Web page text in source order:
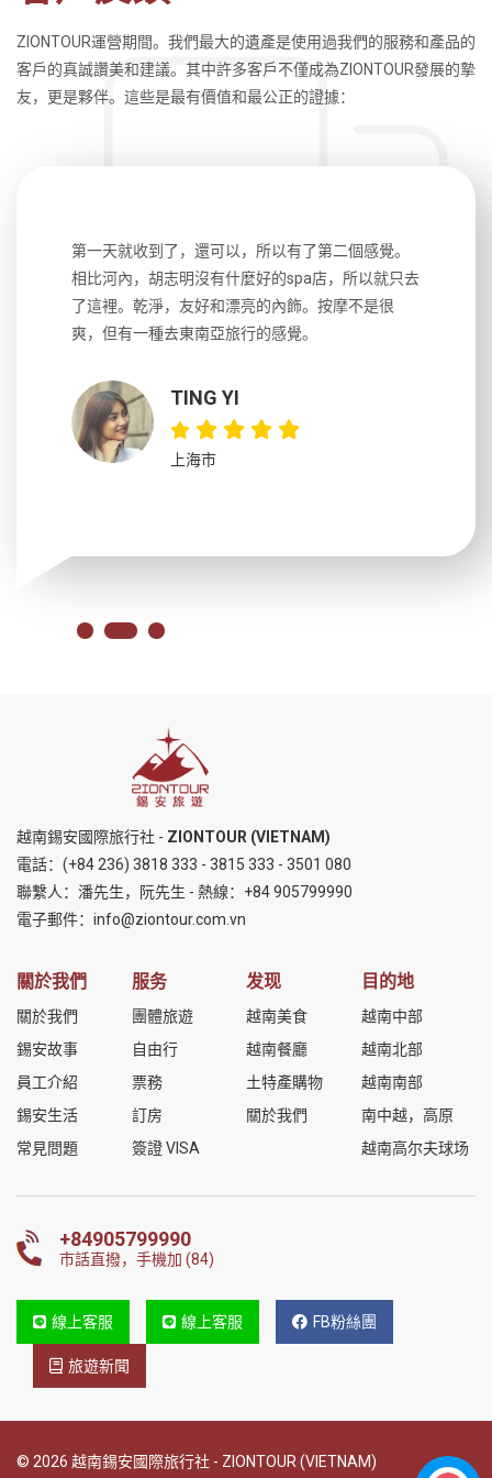
ZIONTOUR運營期間。我們最大的遺產是使用過我們的服務和產品的
客戶的真誠讚美和建議。其中許多客戶不僅成為ZIONTOUR發展的摯
友，更是夥伴。這些是最有價值和最公正的證據：
第一天就收到了，還可以，所以有了第二個感覺。
相比河內，胡志明沒有什麼好的spa店，所以就只去
了這裡。乾淨，友好和漂亮的內飾。按摩不是很
爽，但有一種去東南亞旅行的感覺。
TING YI
上海市
越南錫安國際旅行社 - ZIONTOUR (VIETNAM)
電話： (+84 236) 3818 333 - 3815 333 - 3501 080
聯繫人：潘先生，阮先生 - 熱線： +84 905799990
電子郵件： info@ziontour.com.vn
關於我們
關於我們
錫安故事
員工介紹
錫安生活
常見問題
服务
團體旅遊
自由行
票務
訂房
簽證 VISA
发现
越南美食
越南餐廳
土特產購物
關於我們
目的地
越南中部
越南北部
越南南部
南中越，高原
越南高尔夫球场
+84905799990
市話直撥，手機加 (84)
線上客服 線上客服 FB粉絲團
旅遊新聞
© 2026 越南錫安國際旅行社 - ZIONTOUR (VIETNAM)